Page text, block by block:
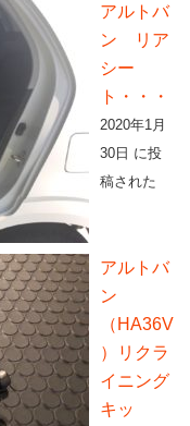
アルトバ
ン リア
シー
ト・・・
2020年1月
30日 に投
稿された
アルトバ
ン
（HA36V
）リクラ
イニング
キッ